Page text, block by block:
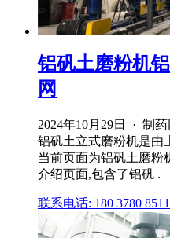
铝矾土磨粉机
网
2024年10月29日 · 制
铝矾土立式磨粉机是由
当前页面为铝矾土磨粉
介绍页面,包含了铝矾 .
联系电话: 180 3780 8511